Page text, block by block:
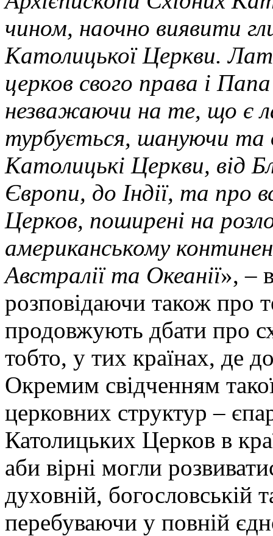
чином, наочно виявити
Католицької Церкви.
церков свого права і
незважаючи на те, що є
турбується, шануючи та
Католицькі Церкви, від
Європи, до Індії, та про
Церков, поширені на
американському
Австралії та Океанії», –
розповідаючи також про
продовжують дбати про
тобто, у тих країнах, де
Окремим свідченням
церковних структур –
Католицьких Церков в
аби вірні могли
духовній, богословській
перебуваючи у повній